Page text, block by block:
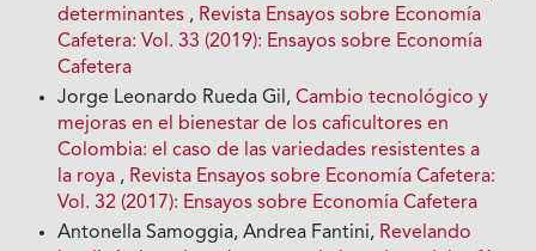
determinantes , Revista Ensayos sobre Economía
Cafetera: Vol. 33 (2019): Ensayos sobre Economía
Cafetera
Jorge Leonardo Rueda Gil,Cambio tecnológico y
mejoras en el bienestar de los caficultores en
Colombia: el caso de las variedades resistentes a
la roya , Revista Ensayos sobre Economía Cafetera:
Vol. 32 (2017): Ensayos sobre Economía Cafetera
Antonella Samoggia, Andrea Fantini, Revelando